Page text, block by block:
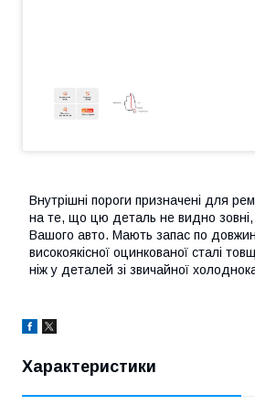
Внутрішні пороги призначені для
на те, що цю деталь не видно зовні,
Вашого авто. Мають запас по
високоякісної оцинкованої сталі
ніж у деталей зі звичайної
Характеристики